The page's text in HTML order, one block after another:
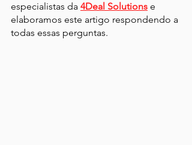
especialistas da 4Deal Solutions e
elaboramos este artigo respondendo a
todas essas perguntas.